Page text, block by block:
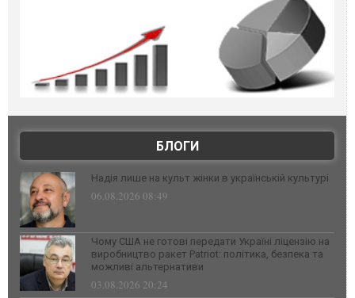
БЛОГИ
Надія лише на культ жінки в українській культурі
06.08.2026 08:49
Чому США не готові передати Україні ліцензію на
виробництво ракет Patriot: політика, безпека та
можливі альтернативи
03.08.2026 20:24